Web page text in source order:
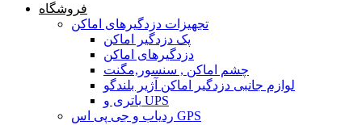
فروشگاه
تجهیزات دزدگیرهای اماکن
پک دزدگیر اماکن
دزدگیرهای اماکن
چشم اماکن , سنسور,مگنت
لوازم جانبی دزدگیر اماکن آژیر بلندگو
باتری و UPS
ردیاب و جی پی اس GPS